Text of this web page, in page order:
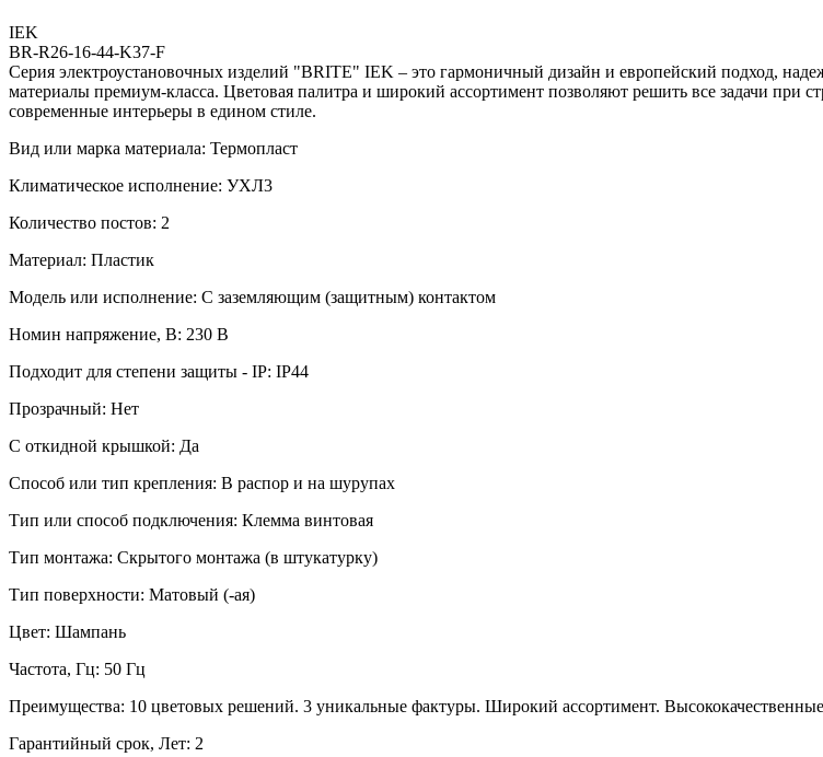
IEK
BR-R26-16-44-K37-F
Серия электроустановочных изделий "BRITE" IEK – это гармоничный дизайн и европейский подход,
материалы премиум-класса. Цветовая палитра и широкий ассортимент позволяют решить все задачи при
современные интерьеры в едином стиле.
Вид или марка материала: Термопласт
Климатическое исполнение: УХЛ3
Количество постов: 2
Материал: Пластик
Модель или исполнение: С заземляющим (защитным) контактом
Номин напряжение, В: 230 В
Подходит для степени защиты - IP: IP44
Прозрачный: Нет
С откидной крышкой: Да
Способ или тип крепления: В распор и на шурупах
Тип или способ подключения: Клемма винтовая
Тип монтажа: Скрытого монтажа (в штукатурку)
Тип поверхности: Матовый (-ая)
Цвет: Шампань
Частота, Гц: 50 Гц
Преимущества: 10 цветовых решений. 3 уникальные фактуры. Широкий ассортимент.
Гарантийный срок, Лет: 2